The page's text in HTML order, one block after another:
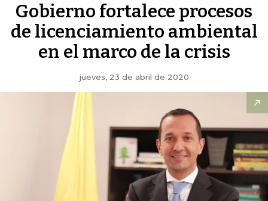
Gobierno fortalece procesos
de licenciamiento ambiental
en el marco de la crisis
jueves, 23 de abril de 2020